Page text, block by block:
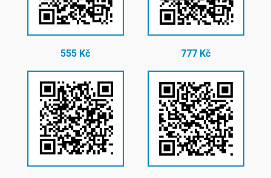
555 Kč 777 Kč